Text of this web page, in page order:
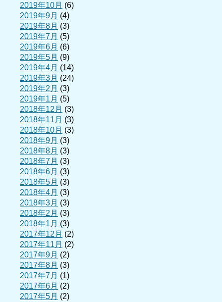
2019年10月 (6)
2019年9月 (4)
2019年8月 (3)
2019年7月 (5)
2019年6月 (6)
2019年5月 (9)
2019年4月 (14)
2019年3月 (24)
2019年2月 (3)
2019年1月 (5)
2018年12月 (3)
2018年11月 (3)
2018年10月 (3)
2018年9月 (3)
2018年8月 (3)
2018年7月 (3)
2018年6月 (3)
2018年5月 (3)
2018年4月 (3)
2018年3月 (3)
2018年2月 (3)
2018年1月 (3)
2017年12月 (2)
2017年11月 (2)
2017年9月 (2)
2017年8月 (3)
2017年7月 (1)
2017年6月 (2)
2017年5月 (2)